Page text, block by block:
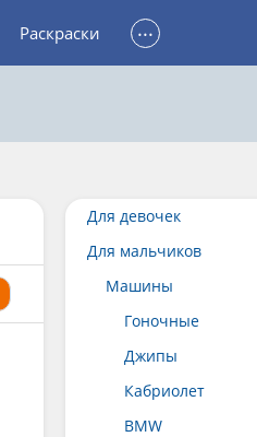
Раскраски ...
Для девочек
Для мальчиков
Машины
Гоночные
Джипы
Кабриолет
BMW